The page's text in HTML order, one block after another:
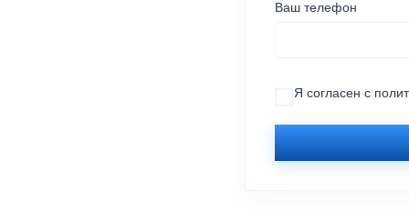
Ваш телефон
Я согласен с